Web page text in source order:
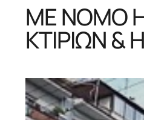
ΜΕ ΝΟΜΟ Η
ΚΤΙΡΙΩΝ